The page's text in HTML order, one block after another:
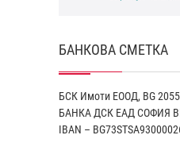
БАНКОВА СМЕТКА
БСК Имоти ЕООД, BG
БАНКА ДСК EАД СОФИЯ
IBAN –